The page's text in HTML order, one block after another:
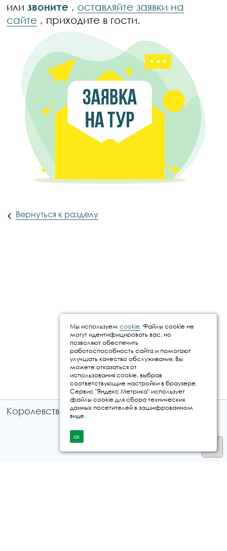
илизвоните , оставляйте заявки на
сайте , приходите в гости.
‹ Вернуться к разделу
Королевство путешествий © 2026
Мы используем cookie. Файлы cookie не
могут идентифицировать вас, но
позволяют обеспечить
работоспособность сайта и помогают
улучшать качество обслуживания. Вы
можете отказаться от
использования cookie, выбрав
соответствующие настройки в браузере.
Сервис "Яндекс.Метрика" использует
файлы cookie для сбора технических
данных посетителей в зашифрованном
виде.
ok